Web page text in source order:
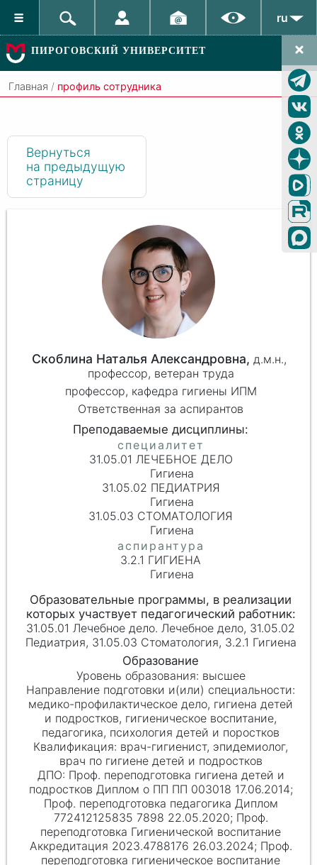
ru
ПИРОГОВСКИЙ УНИВЕРСИТЕТ
Главная / профиль сотрудника
Вернуться
на предыдущую
страницу
Скоблина Наталья Александровна, д.м.н.,
профессор, ветеран труда
профессор, кафедра гигиены ИПМ
Ответственная за аспирантов
31.05.01 ЛЕЧЕБНОЕ ДЕЛО
Гигиена
31.05.02 ПЕДИАТРИЯ
Гигиена
31.05.03 СТОМАТОЛОГИЯ
Гигиена
3.2.1 ГИГИЕНА
Гигиена
31.05.01 Лечебное дело. Лечебное дело, 31.05.02
Педиатрия, 31.05.03 Стоматология, 3.2.1 Гигиена
высшее
медико-профилактическое дело, гигиена детей
и подростков, гигиеническое воспитание,
педагогика, психология детей и поростков
врач-гигиенист, эпидемиолог,
врач по гигиене детей и подростков
Проф. переподготовка гигиена детей и
подростков Диплом о ПП ПП 003018 17.06.2014;
Проф. переподготовка педагогика Диплом
772412125835 7898 22.05.2020; Проф.
переподготовка Гигиенической воспитание
Аккредитация 2023.4788176 26.03.2024; Проф.
переподготовка гигиеническое воспитание